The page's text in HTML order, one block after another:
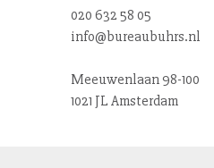
020 632 58 05
info@bureaubuhrs.nl
Meeuwenlaan 98-100
1021 JL Amsterdam